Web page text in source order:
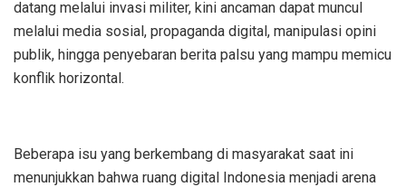
datang melalui invasi militer, kini ancaman dapat muncul
melalui media sosial, propaganda digital, manipulasi opini
publik, hingga penyebaran berita palsu yang mampu memicu
konflik horizontal.
Beberapa isu yang berkembang di masyarakat saat ini
menunjukkan bahwa ruang digital Indonesia menjadi arena